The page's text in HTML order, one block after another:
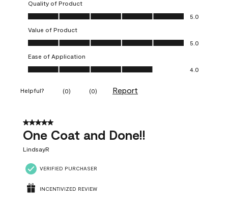
Quality of Product
Quality of Product, 5.0 out of 5
5.0
Value of Product
Value of Product, 5.0 out of 5
5.0
Ease of Application
Ease of Application, 4.0 out of 5
4.0
Helpful? (0) (0) Report
5 out of 5 stars.
One Coat and Done!!
LindsayR
VERIFIED PURCHASER
INCENTIVIZED REVIEW